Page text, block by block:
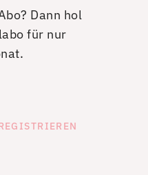
Dann hol
für nur